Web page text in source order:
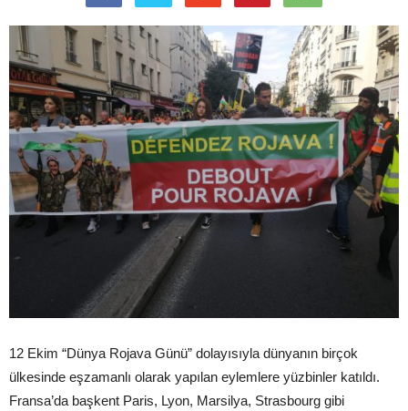
12 Ekim “Dünya Rojava Günü” dolayısıyla dünyanın birçok
ülkesinde eşzamanlı olarak yapılan eylemlere yüzbinler katıldı.
Fransa’da başkent Paris, Lyon, Marsilya, Strasbourg gibi